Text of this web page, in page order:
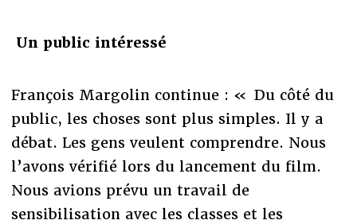
Un public intéressé
François Margolin continue : « Du côté du
public, les choses sont plus simples. Il y a
débat. Les gens veulent comprendre. Nous
l’avons vérifié lors du lancement du film.
Nous avions prévu un travail de
sensibilisation avec les classes et les